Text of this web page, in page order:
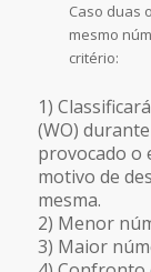
Caso duas
mesmo
critério:
1)
(WO)
provocado o
motivo de
mesma.
2) Menor
3) Maior